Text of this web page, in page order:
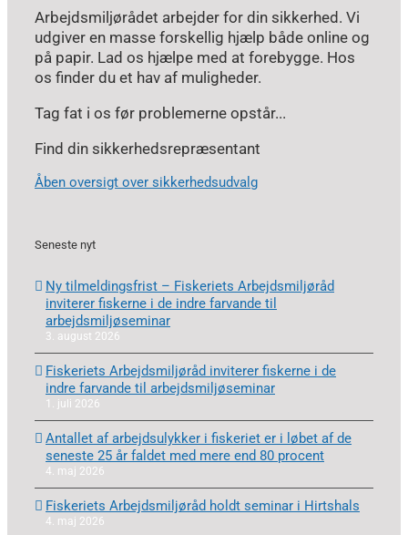
Arbejdsmiljørådet arbejder for din sikkerhed. Vi
udgiver en masse forskellig hjælp både online og
på papir. Lad os hjælpe med at forebygge. Hos
os finder du et hav af muligheder.
Tag fat i os før problemerne opstår...
Find din sikkerhedsrepræsentant
Åben oversigt over sikkerhedsudvalg
Seneste nyt
Ny tilmeldingsfrist – Fiskeriets Arbejdsmiljøråd
inviterer fiskerne i de indre farvande til
arbejdsmiljøseminar
3. august 2026
Fiskeriets Arbejdsmiljøråd inviterer fiskerne i de
indre farvande til arbejdsmiljøseminar
1. juli 2026
Antallet af arbejdsulykker i fiskeriet er i løbet af de
seneste 25 år faldet med mere end 80 procent
4. maj 2026
Fiskeriets Arbejdsmiljøråd holdt seminar i Hirtshals
4. maj 2026